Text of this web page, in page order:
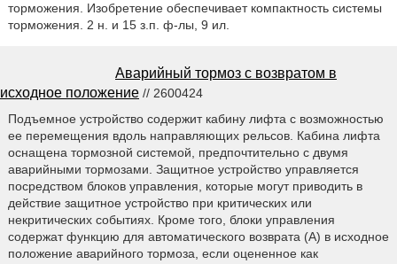
торможения. Изобретение обеспечивает компактность системы
торможения. 2 н. и 15 з.п. ф-лы, 9 ил.
Аварийный тормоз с возвратом в
исходное положение // 2600424
Подъемное устройство содержит кабину лифта с возможностью
ее перемещения вдоль направляющих рельсов. Кабина лифта
оснащена тормозной системой, предпочтительно с двумя
аварийными тормозами. Защитное устройство управляется
посредством блоков управления, которые могут приводить в
действие защитное устройство при критических или
некритических событиях. Кроме того, блоки управления
содержат функцию для автоматического возврата (A) в исходное
положение аварийного тормоза, если оцененное как